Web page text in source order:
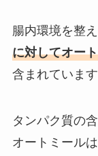
腸内環境を整
に対してオー
含まれています
タンパク質の
オートミール